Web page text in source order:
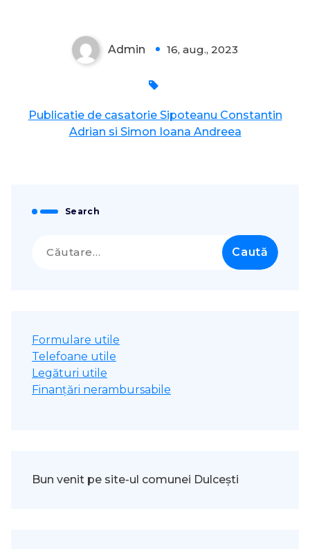
Admin 16, aug., 2023
Publicatie de casatorie Sipoteanu Constantin
Adrian si Simon Ioana Andreea
Search
după:
Formulare utile
Telefoane utile
Legături utile
Finanțări nerambursabile
Bun venit pe site-ul comunei Dulcești